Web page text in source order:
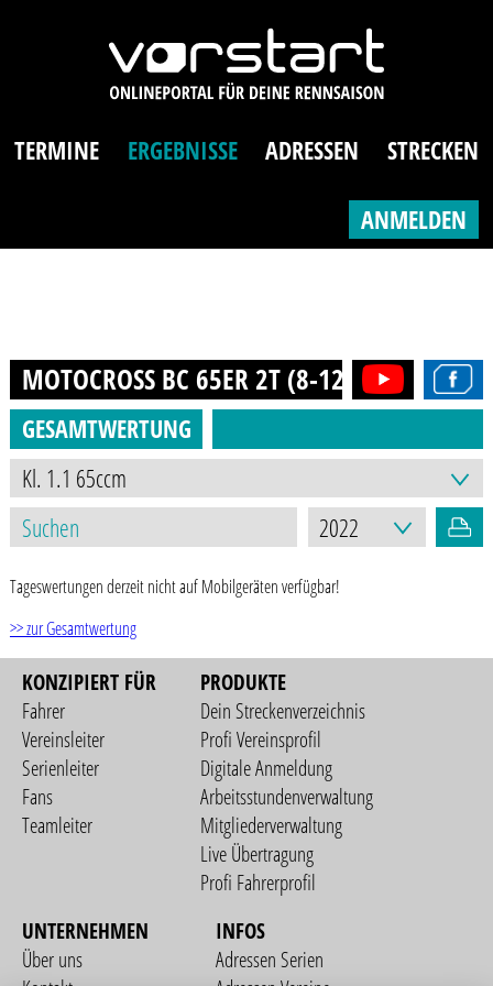
TERMINE ERGEBNISSE ADRESSEN STRECKEN
ANMELDEN
MOTOCROSS BC 65ER 2T (8-12J.) 2022
GESAMTWERTUNG
Tageswertungen derzeit nicht auf Mobilgeräten verfügbar!
>> zur Gesamtwertung
KONZIPIERT FÜR
Fahrer
Vereinsleiter
Serienleiter
Fans
Teamleiter
PRODUKTE
Dein Streckenverzeichnis
Profi Vereinsprofil
Digitale Anmeldung
Arbeitsstundenverwaltung
Mitgliederverwaltung
Live Übertragung
Profi Fahrerprofil
UNTERNEHMEN
Über uns
INFOS
Adressen Serien